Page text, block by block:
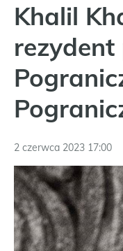
Khalil
2 czerwca 2023 17:00